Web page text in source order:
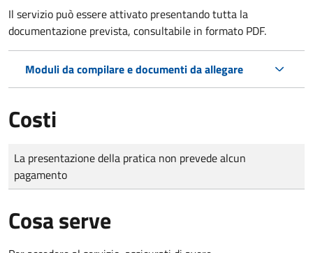
Il servizio può essere attivato presentando tutta la
documentazione prevista, consultabile in formato PDF.
Moduli da compilare e documenti da allegare
Costi
Tipo di pagamento
Importo
La presentazione della pratica non prevede alcun
pagamento
Cosa serve